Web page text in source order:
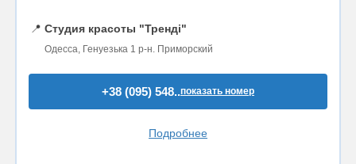
📍 Студия красоты "Тренді"
Одесса, Генуезька 1 р-н. Приморский
+38 (095) 548..показать номер
Подробнее